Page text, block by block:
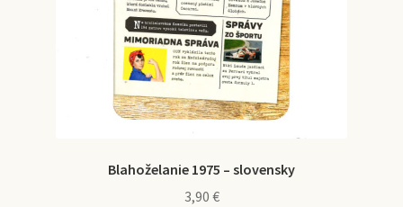
Blahoželanie 1975 – slovensky
3,90 €